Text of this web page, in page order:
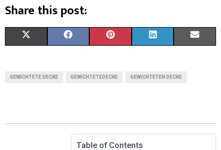
Share this post:
T O
O
R
E
D
GEWICHTETE DECKE GEWICHTETEDECKE GEWICHTETEN DECKE
Table of Contents